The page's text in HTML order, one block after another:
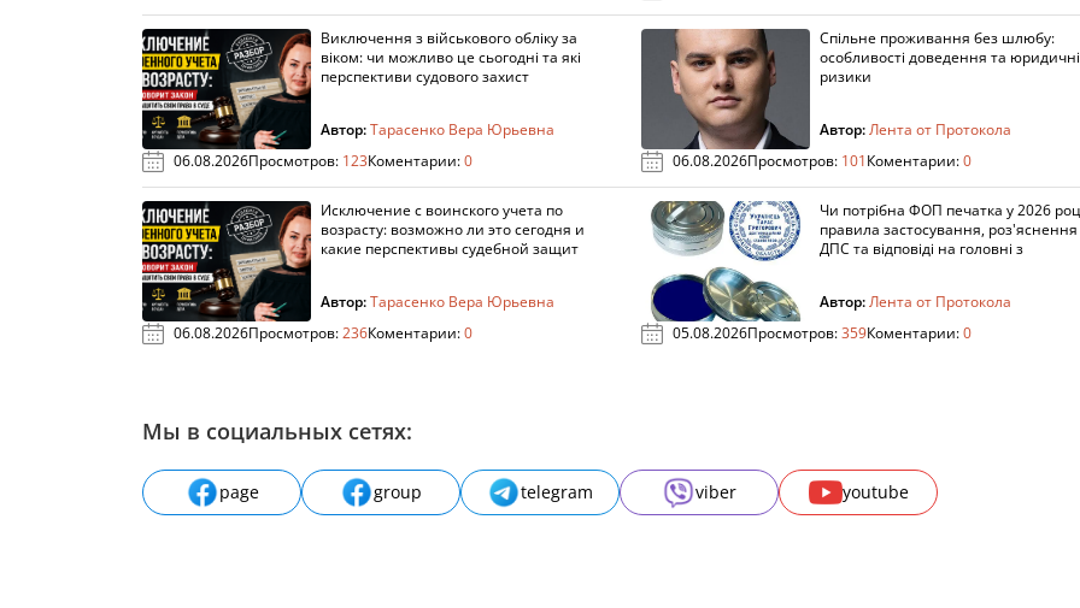
Виключення з військового обліку за
віком: чи можливо це сьогодні та які
перспективи судового захист
Автор:Тарасенко Вера Юрьевна
06.08.2026Просмотров: 123Коментарии:0
Спільне проживання без шлюбу:
особливості доведення та юридичні
ризики
Автор:Лента от Протокола
06.08.2026Просмотров: 101Коментарии:0
Исключение с воинского учета по
возрасту: возможно ли это сегодня и
какие перспективы судебной защит
Автор:Тарасенко Вера Юрьевна
06.08.2026Просмотров:236Коментарии:0
Чи потрібна ФОП печатка у 2026
правила застосування, роз'яснення
ДПС та відповіді на головні з
Автор:Лента от Протокола
05.08.2026Просмотров:359Коментарии:0
Мы в социальных сетях:
page group telegram viber youtube